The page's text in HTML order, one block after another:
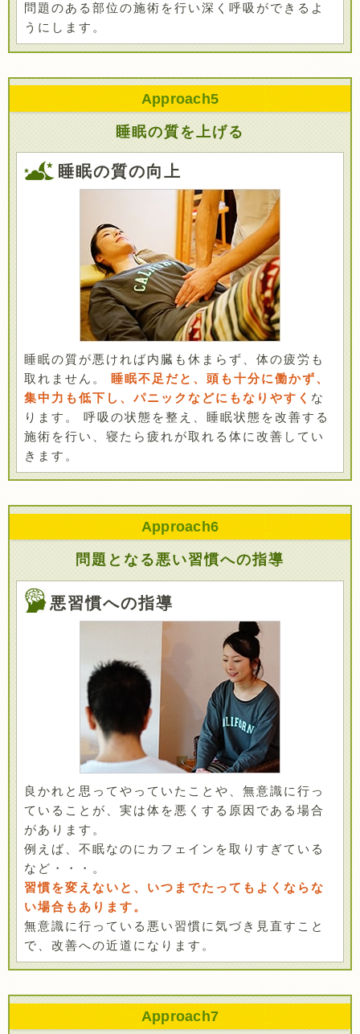
問題のある部位の施術を行い深く呼吸ができるよ
うにします。
Approach5
睡眠の質を上げる
睡眠の質の向上
睡眠の質が悪ければ内臓も休まらず、体の疲労も
取れません。
睡眠不足だと、頭も十分に働かず、
集中力も低下し、パニックなどにもなりやすく な
ります。 呼吸の状態を整え、睡眠状態を改善する
施術を行い、寝たら疲れが取れる体に改善してい
きます。
Approach6
問題となる悪い習慣への指導
悪習慣への指導
良かれと思ってやっていたことや、無意識に行っ
ていることが、実は体を悪くする原因である場合
があります。
例えば、不眠なのにカフェインを取りすぎている
など・・・。
習慣を変えないと、いつまでたってもよくならな
い場合もあります。
無意識に行っている悪い習慣に気づき見直すこと
で、改善への近道になります。
Approach7